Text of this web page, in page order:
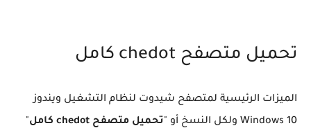
تحميل متصفح chedot كامل
الميزات الرئيسية لمتصفح شيدوت لنظام التشغيل ويندوز
Windows 10 ولكل النسخ أو "
تحميل متصفح chedot كامل
"